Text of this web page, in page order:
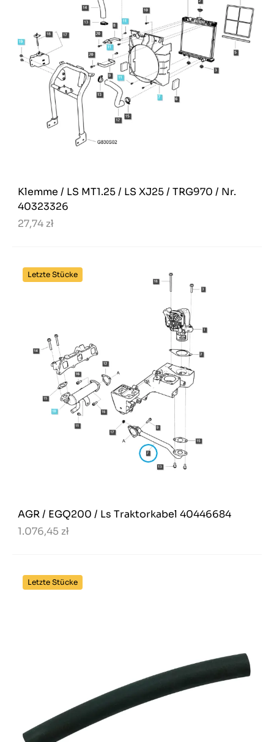
Klemme / LS MT1.25 / LS XJ25 / TRG970 / Nr.
40323326
27,74 zł
Letzte Stücke
AGR / EGQ200 / Ls Traktorkabel 40446684
1.076,45 zł
Letzte Stücke